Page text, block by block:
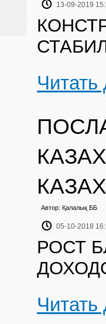
13-09-2019
Читать
Автор: Қалалық ББ
05-10-2018
РОСТ
Читать